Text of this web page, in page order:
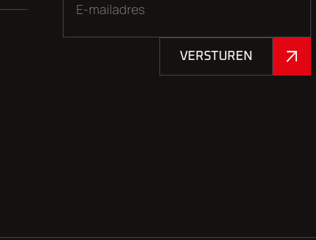
VERSTUREN